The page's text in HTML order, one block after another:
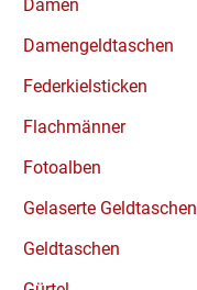
Damen
Damengeldtaschen
Federkielsticken
Flachmänner
Fotoalben
Gelaserte Geldtaschen
Geldtaschen